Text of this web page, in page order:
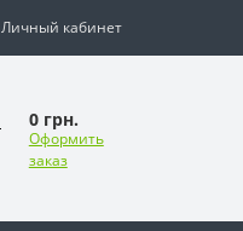
Личный кабинет
0 грн.
Оформить
заказ